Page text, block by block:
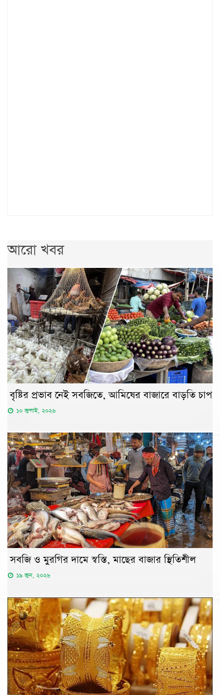
আরো খবর
বৃষ্টির প্রভাব নেই সবজিতে, আমিষের বাজারে বাড়তি চাপ
১০ জুলাই, ২০২৬
সবজি ও মুরগির দামে স্বস্তি, মাছের বাজার স্থিতিশীল
১৯ জুন, ২০২৬